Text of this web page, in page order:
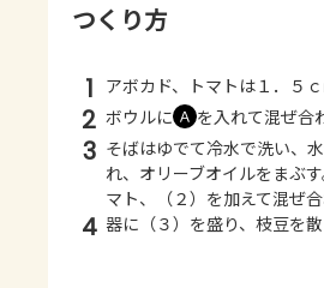
つくり方
1 アボカド、トマトは１．５
2 ボウルに Ａ を入れて混ぜ合
3 そばはゆでて冷水で洗い、
れ、オリーブオイルをまぶ
マト、（２）を加えて混ぜ合
4 器に（３）を盛り、枝豆を散